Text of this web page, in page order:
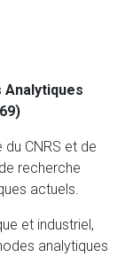
Analytiques
CNRS et de
recherche
actuels.
et industriel,
analytiques